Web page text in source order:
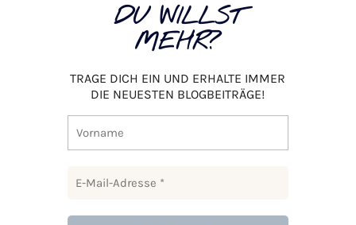
DU WILLST
MEHR?
TRAGE DICH EIN UND ERHALTE IMMER
DIE NEUESTEN BLOGBEITRÄGE!